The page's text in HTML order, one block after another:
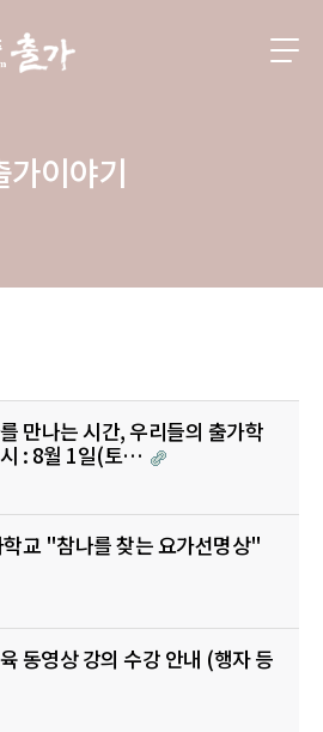
가이야기
만나는 시간, 우리들의 출가학
: 8월 1일(토…
교 "참나를 찾는 요가선명상"
동영상 강의 수강 안내 (행자 등